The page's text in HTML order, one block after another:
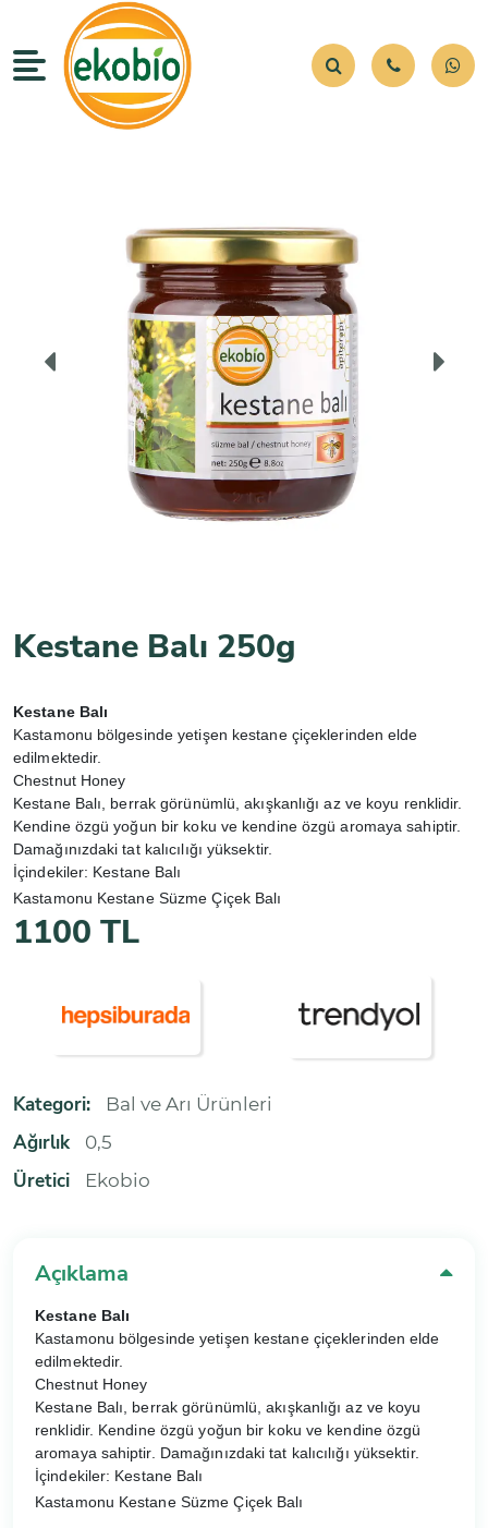
Ürünlerimiz
Kurumsal
Kestane Balı 250g
Kestane Balı
Kastamonu bölgesinde yetişen kestane çiçeklerinden elde
edilmektedir.
Chestnut Honey
Kestane Balı, berrak görünümlü, akışkanlığı az ve koyu renklidir.
Kendine özgü yoğun bir koku ve kendine özgü aromaya sahiptir.
Damağınızdaki tat kalıcılığı yüksektir.
İçindekiler: Kestane Balı
Kastamonu Kestane Süzme Çiçek Balı
1100 TL
Kategori: Bal ve Arı Ürünleri
Ağırlık 0,5
Üretici Ekobio
Açıklama
Kestane Balı
Kastamonu bölgesinde yetişen kestane çiçeklerinden elde
edilmektedir.
Chestnut Honey
Kestane Balı, berrak görünümlü, akışkanlığı az ve koyu
renklidir. Kendine özgü yoğun bir koku ve kendine özgü
aromaya sahiptir. Damağınızdaki tat kalıcılığı yüksektir.
İçindekiler: Kestane Balı
Kastamonu Kestane Süzme Çiçek Balı